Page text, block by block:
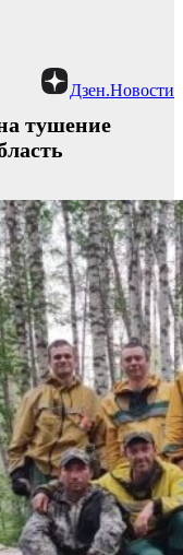
Дзен.Новости
тушение